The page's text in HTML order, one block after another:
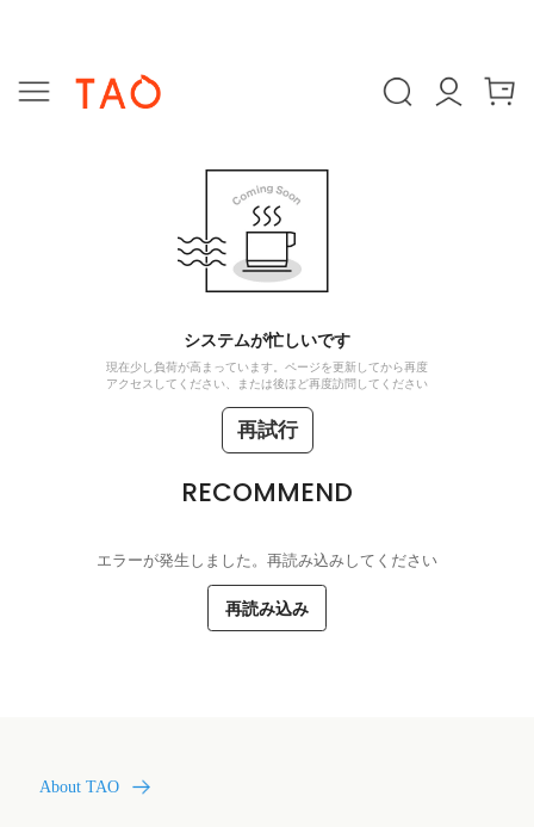
システムが忙しいです
現在少し負荷が高まっています。ページを更新してから再度
アクセスしてください、または後ほど再度訪問してください
再試行
RECOMMEND
エラーが発生しました。再読み込みしてください
再読み込み
About TAO